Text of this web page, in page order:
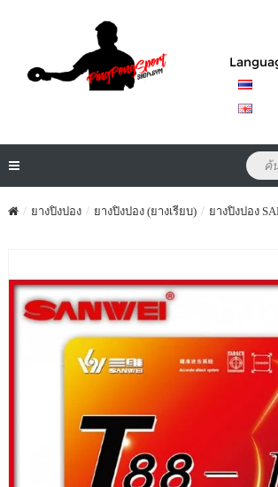
ยางปิงปอง ยางปิงปอง (ยางเรียบ) ยางปิงปอง